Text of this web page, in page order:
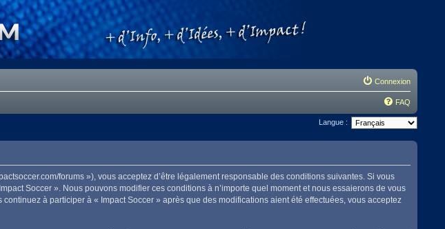
Connexion
FAQ
Langue :
forums »), vous acceptez d’être légalement responsable des conditions suivantes. Si vous
Soccer ». Nous pouvons modifier ces conditions à n’importe quel moment et nous essaierons de vous
à participer à « Impact Soccer » après que des modifications aient été effectuées, vous acceptez